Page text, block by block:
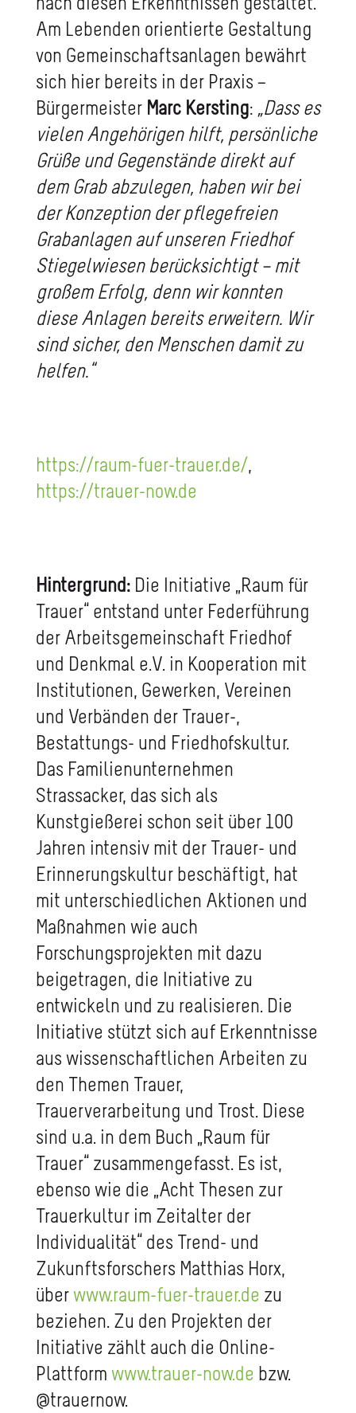
Am Lebenden orientierte Gestaltung
von Gemeinschaftsanlagen bewährt
sich hier bereits in der Praxis –
Bürgermeister Marc Kersting: „Dass es
vielen Angehörigen hilft, persönliche
Grüße und Gegenstände direkt auf
dem Grab abzulegen, haben wir bei
der Konzeption der pflegefreien
Grabanlagen auf unseren Friedhof
Stiegelwiesen berücksichtigt – mit
großem Erfolg, denn wir konnten
diese Anlagen bereits erweitern. Wir
sind sicher, den Menschen damit zu
helfen.“
https://raum-fuer-trauer.de/,
https://trauer-now.de
Hintergrund:Die Initiative „Raum für
Trauer“ entstand unter Federführung
der Arbeitsgemeinschaft Friedhof
und Denkmal e.V. in Kooperation mit
Institutionen, Gewerken, Vereinen
und Verbänden der Trauer-,
Bestattungs- und Friedhofskultur.
Das Familienunternehmen
Strassacker, das sich als
Kunstgießerei schon seit über 100
Jahren intensiv mit der Trauer- und
Erinnerungskultur beschäftigt, hat
mit unterschiedlichen Aktionen und
Maßnahmen wie auch
Forschungsprojekten mit dazu
beigetragen, die Initiative zu
entwickeln und zu realisieren. Die
Initiative stützt sich auf Erkenntnisse
aus wissenschaftlichen Arbeiten zu
den Themen Trauer,
Trauerverarbeitung und Trost. Diese
sind u.a. in dem Buch „Raum für
Trauer“ zusammengefasst. Es ist,
ebenso wie die „Acht Thesen zur
Trauerkultur im Zeitalter der
Individualität“ des Trend- und
Zukunftsforschers Matthias Horx,
überwww.raum-fuer-trauer.de zu
beziehen. Zu den Projekten der
Initiative zählt auch die Online-
Plattformwww.trauer-now.de bzw.
@trauernow.